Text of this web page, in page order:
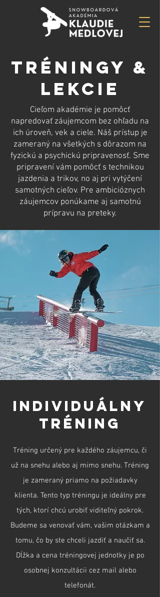
TRÉNINGY &
LEKCIE
Cieľom akadémie je pomôcť
napredovať záujemcom bez ohľadu na
ich úroveň, vek a ciele. Náš prístup je
zameraný na všetkých s dôrazom na
fyzickú a psychickú pripravenosť. Sme
pripravení vám pomôcť s technikou
jazdenia a trikov, no aj pri vytýčení
samotných cieľov. Pre ambicióznych
záujemcov ponúkame aj samotnú
prípravu na preteky.
INDIVIDUÁLNY
TRÉNING
Tréning určený pre každého záujemcu, či
už na snehu alebo aj mimo snehu. Tréning
je zameraný priamo na požiadavky
klienta. Tento typ tréningu je ideálny pre
tých, ktorí chcú urobiť viditeľný pokrok.
Budeme sa venovať vám, vašim otázkam a
tomu, čo by ste chceli jazdiť a naučiť sa.
Dĺžka a cena tréningovej jednotky je po
osobnej konzultácii cez mail alebo
telefonát.